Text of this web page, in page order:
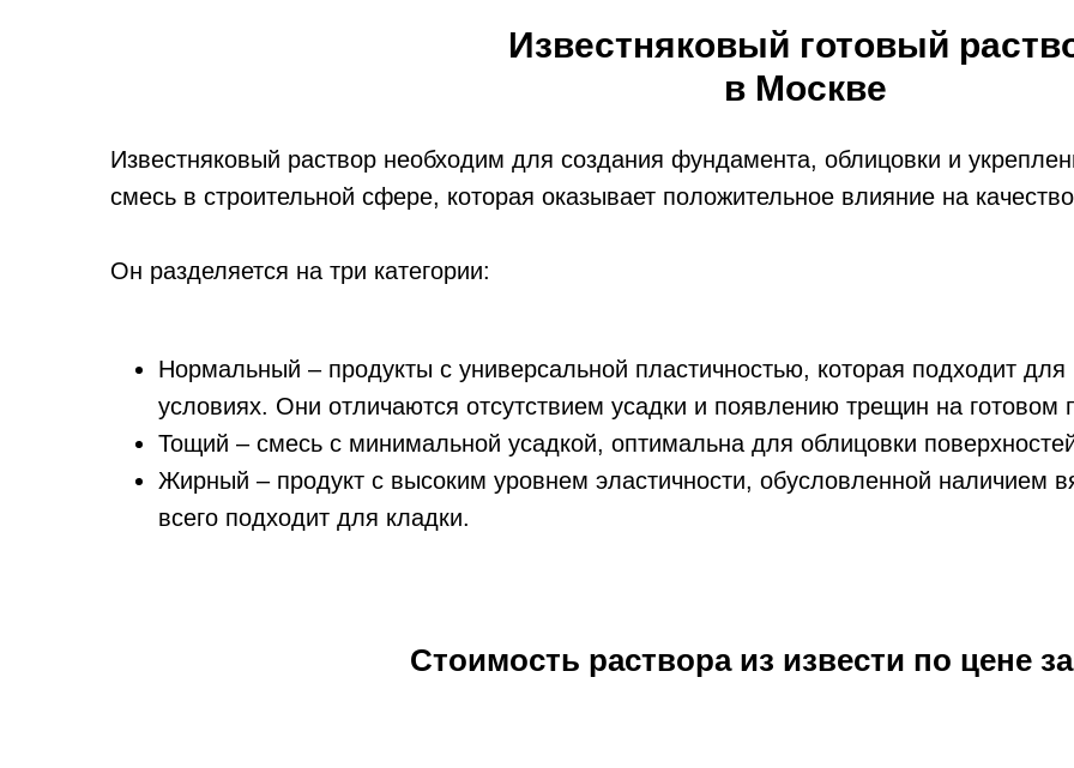
Известняковый готовый
в Москве
Известняковый раствор необходим для создания фундамента, облицовки и
смесь в строительной сфере, которая оказывает положительное влияние на
Он разделяется на три категории:
Нормальный – продукты с универсальной пластичностью, которая подходит
условиях. Они отличаются отсутствием усадки и появлению трещин на готовом
Тощий – смесь с минимальной усадкой, оптимальна для облицовки
Жирный – продукт с высоким уровнем эластичности, обусловленной наличием
всего подходит для кладки.
Стоимость раствора из извести по цене